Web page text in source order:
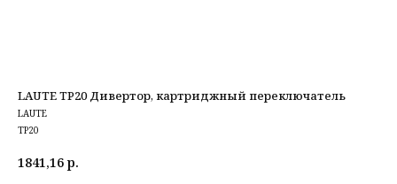
LAUTE TP20 Дивертор, картриджный переключатель
LAUTE
TP20
1841,16 р.